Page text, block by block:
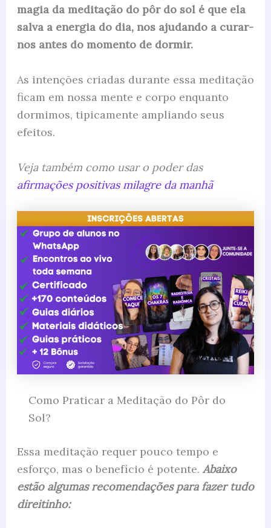
magia da meditação do pôr do sol é que ela
salva a energia do dia, nos ajudando a curar-
nos antes do momento de dormir.
As intenções criadas durante essa meditação
ficam em nossa mente e corpo enquanto
dormimos, tipicamente ampliando seus
efeitos.
Veja também como usar o poder das
afirmações positivas milagre da manhã
Como Praticar a Meditação do Pôr do
Sol?
Essa meditação requer pouco tempo e
esforço, mas o benefício é potente. Abaixo
estão algumas recomendações para fazer tudo
direitinho: